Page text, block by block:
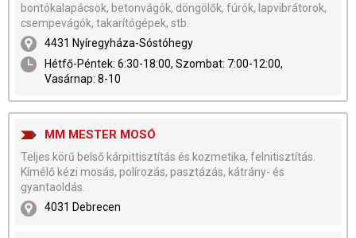
bontókalapácsok, betonvágók, döngölők, fúrók, lapvibrátorok,
csempevágók, takarítógépek, stb.
4431 Nyíregyháza-Sóstóhegy
Hétfő-Péntek: 6:30-18:00, Szombat: 7:00-12:00,
Vasárnap: 8-10
MM MESTER MOSÓ
Teljes körű belső kárpittisztítás és kozmetika, felnitisztítás.
Kímélő kézi mosás, polírozás, pasztázás, kátrány- és
gyantaoldás.
4031 Debrecen